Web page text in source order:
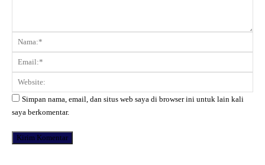
Komentar:
Simpan nama, email, dan situs web saya di browser ini untuk lain kali
saya berkomentar.